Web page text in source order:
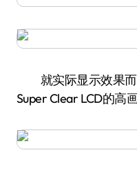
就实际显示效果而
Super Clear LCD的高